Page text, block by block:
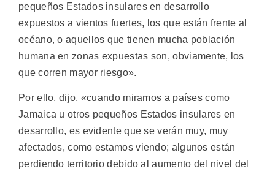
pequeños Estados insulares en desarrollo
expuestos a vientos fuertes, los que están frente al
océano, o aquellos que tienen mucha población
humana en zonas expuestas son, obviamente, los
que corren mayor riesgo».
Por ello, dijo, «cuando miramos a países como
Jamaica u otros pequeños Estados insulares en
desarrollo, es evidente que se verán muy, muy
afectados, como estamos viendo; algunos están
perdiendo territorio debido al aumento del nivel del